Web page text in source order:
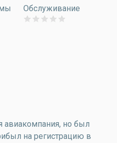
Обслуживание
авиакомпания, но был
на регистрацию в